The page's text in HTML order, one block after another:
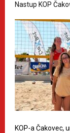
Nastup KOP
KOP-a Čakovec,